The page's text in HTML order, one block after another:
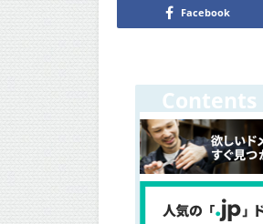
Facebook
Contents